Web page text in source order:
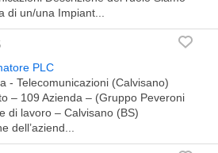
di un/una Impiant...
PLC
- Telecomunicazioni (Calvisano)
– 109 Azienda – (Gruppo Peveroni
di lavoro – Calvisano (BS)
dell’aziend...